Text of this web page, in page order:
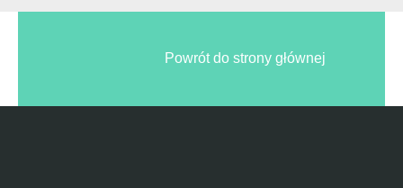
Powrót do strony głównej